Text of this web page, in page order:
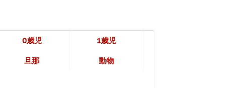
0歳児 1歳児
旦那 動物